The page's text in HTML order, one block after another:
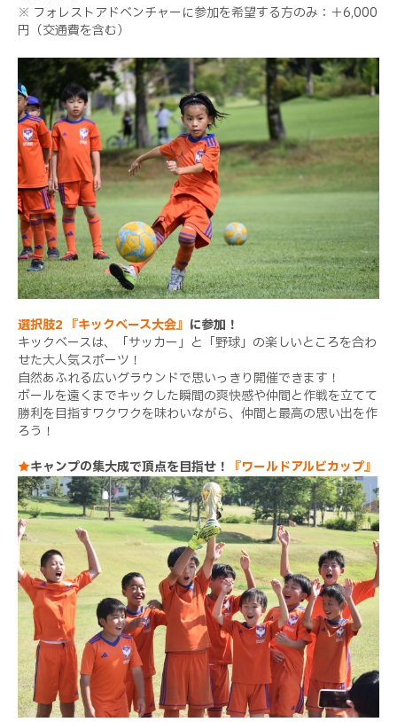
※ フォレストアドベンチャーに参加を希望する方のみ：＋6,000
円（交通費を含む）
選択肢2 『キックベース大会』 に参加！
キックベースは、「サッカー」と「野球」の楽しいところを合わ
せた大人気スポーツ！
自然あふれる広いグラウンドで思いっきり開催できます！
ボールを遠くまでキックした瞬間の爽快感や仲間と作戦を立てて
勝利を目指すワクワクを味わいながら、仲間と最高の思い出を作
ろう！
★キャンプの集大成で頂点を目指せ！ 『ワールドアルビカップ』